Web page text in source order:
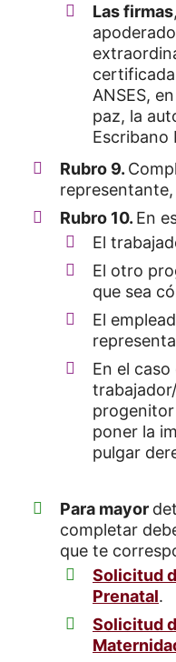
Las firmas
ANSES,
paz, la
Escribano
Rubro 9.
Rubro 10. En
El
El otro
que sea
El
En el caso
poner la
pulgar
Para mayor
completar
que te
Solicitud
Prenatal.
Solicitud